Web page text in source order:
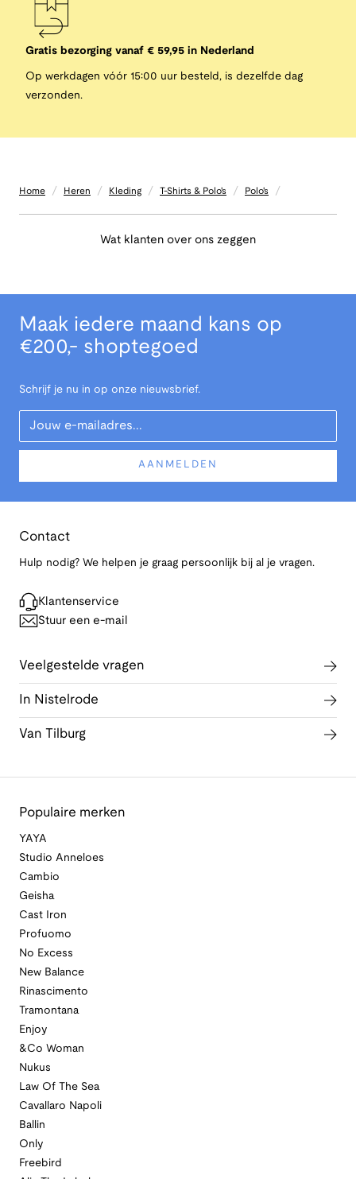
Gratis bezorging vanaf € 59,95 in Nederland
Op werkdagen vóór 15:00 uur besteld, is dezelfde dag
verzonden.
Home / Heren / Kleding / T-Shirts & Polo's / Polo's /
Wat klanten over ons zeggen
Maak iedere maand kans op
€200,- shoptegoed
Schrijf je nu in op onze nieuwsbrief.
Your Email
AANMELDEN
Contact
Hulp nodig? We helpen je graag persoonlijk bij al je vragen.
Klantenservice
Stuur een e-mail
Veelgestelde vragen
In Nistelrode
Van Tilburg
Populaire merken
YAYA
Studio Anneloes
Cambio
Geisha
Cast Iron
Profuomo
No Excess
New Balance
Rinascimento
Tramontana
Enjoy
&Co Woman
Nukus
Law Of The Sea
Cavallaro Napoli
Ballin
Only
Freebird